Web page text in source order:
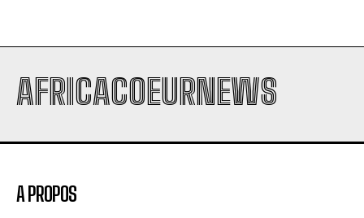
AFRICACOEURNEWS
A PROPOS